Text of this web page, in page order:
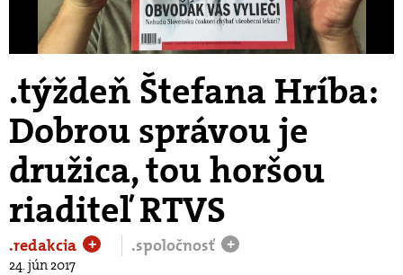
Video
.týždeň Štefana Hríba:
Dobrou správou je
družica, tou horšou
riaditeľ RTVS
.redakcia + .spoločnosť +
24. jún 2017